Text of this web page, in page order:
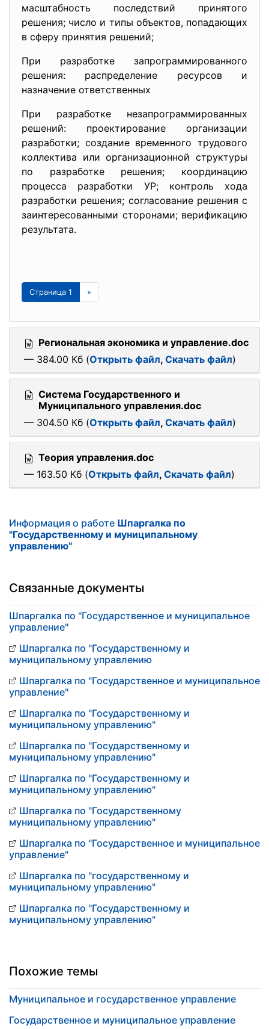
масштабность последствий принятого
решения; число и типы объектов, попадающих
в сферу принятия решений;
При разработке запрограммированного
решения: распределение ресурсов и
назначение ответственных
При разработке незапрограммированных
решений: проектирование организации
разработки; создание временного трудового
коллектива или организационной структуры
по разработке решения; координацию
процесса разработки УР; контроль хода
разработки решения; согласование решения с
заинтересованными сторонами; верификацию
результата.
Страница 1 »
Региональная экономика и управление.doc
— 384.00 Кб (Открыть файл, Скачать файл)
Система Государственного и
Муниципального управления.doc
— 304.50 Кб (Открыть файл, Скачать файл)
Теория управления.doc
— 163.50 Кб (Открыть файл, Скачать файл)
Информация о работе Шпаргалка по
"Государственному и муниципальному
управлению"
Связанные документы
Шпаргалка по "Государственное и муниципальное
управление"
Шпаргалка по "Государственному и
муниципальному управлению
Шпаргалка по "Государственное и муниципальное
управление"
Шпаргалка по "Государственному и
муниципальному управлению"
Шпаргалка по "Государственному и
муниципальному управлению"
Шпаргалка по "Государственному и
муниципальному управлению"
Шпаргалка по "Государственному
муниципальному управлению"
Шпаргалка по "Государственное и муниципальное
управление"
Шпаргалка по "государственному и
муниципальному управлению"
Шпаргалка по "Государственному и
муниципальному управлению"
Похожие темы
Муниципальное и государственное управление
Государственное и муниципальное управление